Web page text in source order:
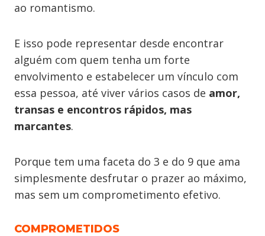
ao romantismo.
E isso pode representar desde encontrar
alguém com quem tenha um forte
envolvimento e estabelecer um vínculo com
essa pessoa, até viver vários casos de amor,
transas e encontros rápidos, mas
marcantes.
Porque tem uma faceta do 3 e do 9 que ama
simplesmente desfrutar o prazer ao máximo,
mas sem um comprometimento efetivo.
COMPROMETIDOS